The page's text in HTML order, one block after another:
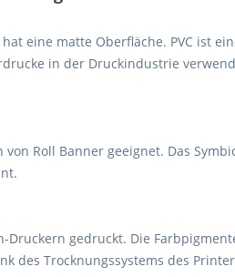
eine matte Oberfläche. PVC ist
in der Druckindustrie
von Roll Banner geeignet. Das
Druckern gedruckt. Die
des Trocknungssystems des